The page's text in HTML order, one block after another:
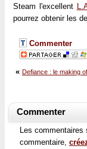
Steam l'excellent
pourrez obtenir les
Commenter
« Defiance : le making of
Commenter
Les
commentaire,